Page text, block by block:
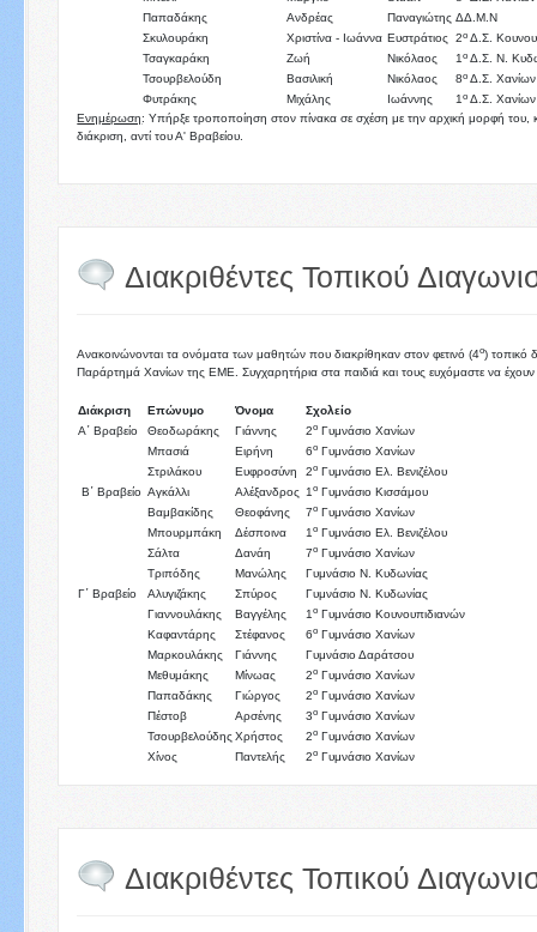
Παπαδάκης
Ανδρέας Παναγιώτης ΔΔ.Μ.Ν
Σκυλουράκη
Χριστίνα - Ιωάννα Ευστράτιος 2ο Δ.Σ.
Τσαγκαράκη
Ζωή Νικόλαος 1ο Δ.Σ. Ν.
Τσουρβελούδη
Βασιλική Νικόλαος 8ο Δ.Σ. Χανίων
Φυτράκης
Μιχάλης Ιωάννης 1ο Δ.Σ.
Ενημέρωση: Υπήρξε τροποποίηση στον πίνακα σε σχέση με την αρχική μορφή
διάκριση, αντί του Α' Βραβείου.
Διακριθέντες Τοπικού
Ανακοινώνονται τα ονόματα των μαθητών που διακρίθηκαν στον φετινό (4ο) τοπικό
Παράρτημά Χανίων της ΕΜΕ. Συγχαρητήρια στα παιδιά και τους ευχόμαστε να έχουν
Διάκριση Επώνυμο Όνομα
Σχολείο
Α΄ Βραβείο
Θεοδωράκης Γιάννης 2ο Γυμνάσιο Χανίων
Μπασιά
Ειρήνη 6ο Γυμνάσιο Χανίων
Στριλάκου
Ευφροσύνη 2ο Γυμνάσιο Ελ. Βενιζέλου
Β΄ Βραβείο Αγκάλλι Αλέξανδρος 1ο Γυμνάσιο Κισσάμου
Βαμβακίδης
Θεοφάνης 7ο Γυμνάσιο Χανίων
Μπουρμπάκη
Δέσποινα 1ο Γυμνάσιο Ελ. Βενιζέλου
Σάλτα
Δανάη 7ο Γυμνάσιο Χανίων
Τριπόδης
Μανώλης
Γυμνάσιο Ν. Κυδωνίας
Γ΄ Βραβείο
Αλυγιζάκης Σπύρος
Γυμνάσιο Ν. Κυδωνίας
Γιαννουλάκης
Βαγγέλης 1ο Γυμνάσιο Κουνουπιδιανών
Καφαντάρης
Στέφανος 6ο Γυμνάσιο Χανίων
Μαρκουλάκης
Γιάννης
Γυμνάσιο Δαράτσου
Μεθυμάκης
Μίνωας 2ο Γυμνάσιο Χανίων
Παπαδάκης
Γιώργος 2ο Γυμνάσιο Χανίων
Πέστοβ
Αρσένης 3ο Γυμνάσιο Χανίων
Τσουρβελούδης Χρήστος 2ο Γυμνάσιο Χανίων
Χίνος
Παντελής 2ο Γυμνάσιο Χανίων
Διακριθέντες Τοπικού